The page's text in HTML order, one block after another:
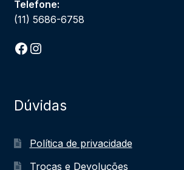
Telefone:
(11) 5686-6758
Facebook
Instagram
Dúvidas
Política de privacidade
Trocas e Devoluções